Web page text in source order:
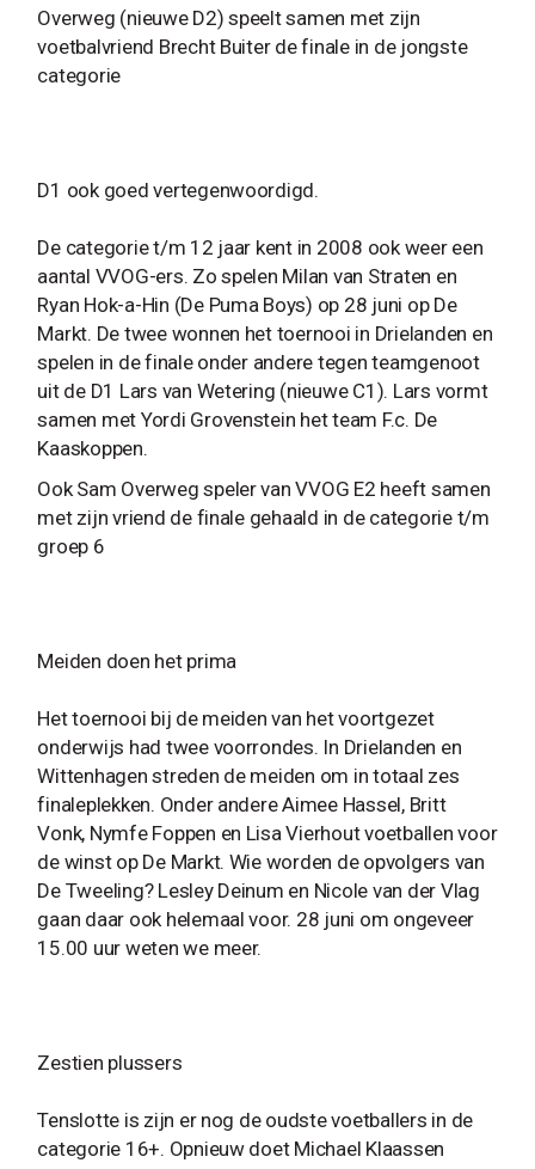
Overweg (nieuwe D2) speelt samen met zijn
voetbalvriend Brecht Buiter de finale in de jongste
categorie
D1 ook goed vertegenwoordigd.
De categorie t/m 12 jaar kent in 2008 ook weer een
aantal VVOG-ers. Zo spelen Milan van Straten en
Ryan Hok-a-Hin (De Puma Boys) op 28 juni op De
Markt. De twee wonnen het toernooi in Drielanden en
spelen in de finale onder andere tegen teamgenoot
uit de D1 Lars van Wetering (nieuwe C1). Lars vormt
samen met Yordi Grovenstein het team F.c. De
Kaaskoppen.
Ook Sam Overweg speler van VVOG E2 heeft samen
met zijn vriend de finale gehaald in de categorie t/m
groep 6
Meiden doen het prima
Het toernooi bij de meiden van het voortgezet
onderwijs had twee voorrondes. In Drielanden en
Wittenhagen streden de meiden om in totaal zes
finaleplekken. Onder andere Aimee Hassel, Britt
Vonk, Nymfe Foppen en Lisa Vierhout voetballen voor
de winst op De Markt. Wie worden de opvolgers van
De Tweeling? Lesley Deinum en Nicole van der Vlag
gaan daar ook helemaal voor. 28 juni om ongeveer
15.00 uur weten we meer.
Zestien plussers
Tenslotte is zijn er nog de oudste voetballers in de
categorie 16+. Opnieuw doet Michael Klaassen